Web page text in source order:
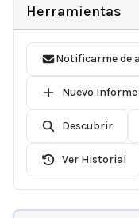
Herramientas
Notificarme de
Nuevo Informe
Descubrir
Ver Historial